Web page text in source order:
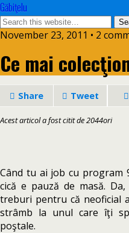
Găbiţelu
November 23, 2011 • 2
Ce mai
Share Tweet
Acest articol a fost citit de 2044ori
Când tu ai job cu program
cică e pauză de masă.
treburi pentru că neoficial
strâmb la unul care îţi
poştale.